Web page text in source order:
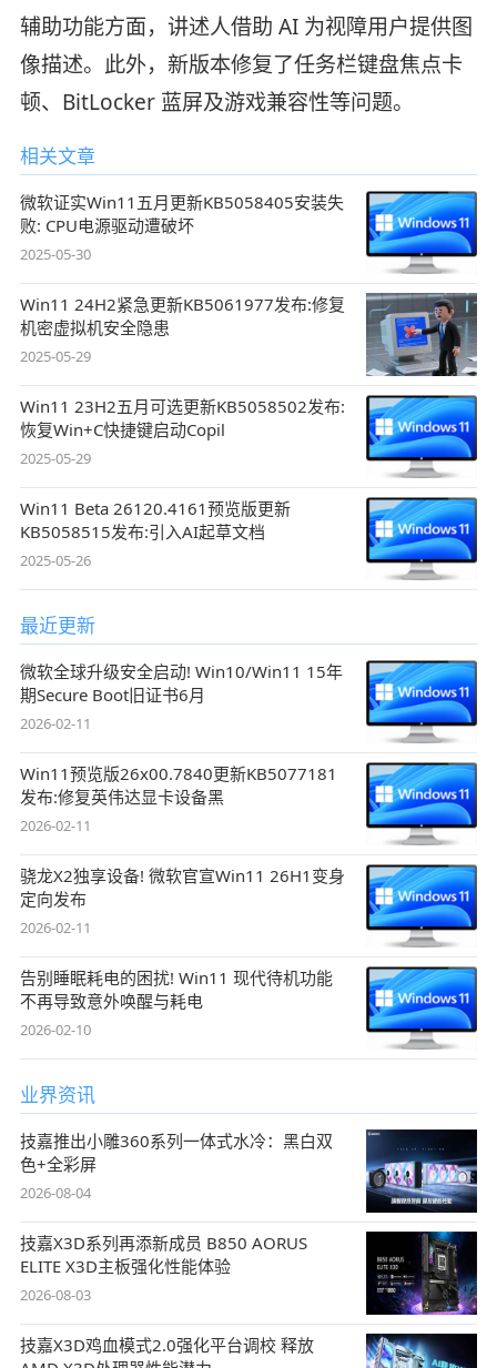
辅助功能方面，讲述人借助 AI 为视障用户提供图
像描述。此外，新版本修复了任务栏键盘焦点卡
顿、BitLocker 蓝屏及游戏兼容性等问题。
相关文章
微软证实Win11五月更新KB5058405安装失
败: CPU电源驱动遭破坏
2025-05-30
Win11 24H2紧急更新KB5061977发布:修复
机密虚拟机安全隐患
2025-05-29
Win11 23H2五月可选更新KB5058502发布:
恢复Win+C快捷键启动Copil
2025-05-29
Win11 Beta 26120.4161预览版更新
KB5058515发布:引入AI起草文档
2025-05-26
最近更新
微软全球升级安全启动! Win10/Win11 15年
期Secure Boot旧证书6月
2026-02-11
Win11预览版26x00.7840更新KB5077181
发布:修复英伟达显卡设备黑
2026-02-11
骁龙X2独享设备! 微软官宣Win11 26H1变身
定向发布
2026-02-11
告别睡眠耗电的困扰! Win11 现代待机功能
不再导致意外唤醒与耗电
2026-02-10
业界资讯
技嘉推出小雕360系列一体式水冷：黑白双
色+全彩屏
2026-08-04
技嘉X3D系列再添新成员 B850 AORUS
ELITE X3D主板强化性能体验
2026-08-03
技嘉X3D鸡血模式2.0强化平台调校 释放